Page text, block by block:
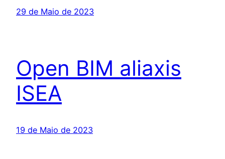
29 de Maio de 2023
Open BIM aliaxis
ISEA
19 de Maio de 2023